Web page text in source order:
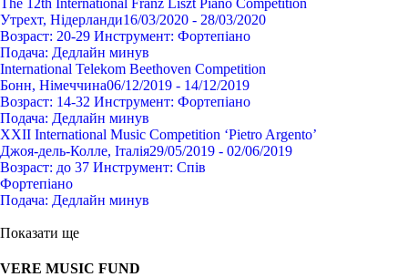
Утрехт, Нідерланди16/03/2020 - 28/03/2020
Возраст: 20-29 Инструмент: Фортепіано
Подача: Дедлайн минув
International Telekom Beethoven Competition
Бонн, Німеччина06/12/2019 - 14/12/2019
Возраст: 14-32 Инструмент: Фортепіано
Подача: Дедлайн минув
XXII International Music Competition ‘Pietro Argento’
Джоя-дель-Колле, Італія29/05/2019 - 02/06/2019
Возраст: до 37 Инструмент: Спів
Фортепіано
Подача: Дедлайн минув
Показати ще
VERE MUSIC FUND